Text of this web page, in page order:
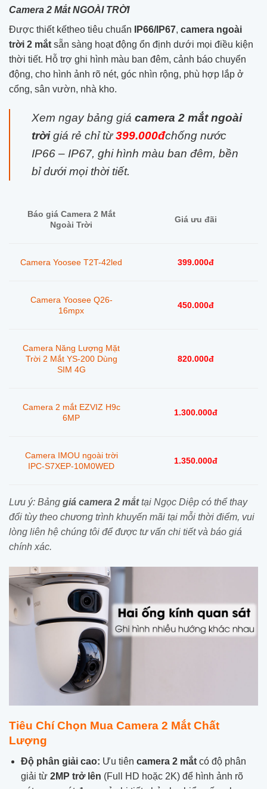
Camera 2 Mắt NGOÀI TRỜI
Được thiết kếtheo tiêu chuẩn IP66/IP67, camera ngoài
trời 2 mắt sẵn sàng hoạt động ổn định dưới mọi điều kiện
thời tiết. Hỗ trợ ghi hình màu ban đêm, cảnh báo chuyển
động, cho hình ảnh rõ nét, góc nhìn rộng, phù hợp lắp ở
cổng, sân vườn, nhà kho.
Xem ngay bảng giá camera 2 mắt ngoài
trờigiá rẻ chỉ từ399.000đchống nước
IP66 – IP67, ghi hình màu ban đêm, bền
bỉ dưới mọi thời tiết.
Báo giá Camera 2 Mắt
Ngoài Trời
Giá ưu đãi
Camera Yoosee T2T-42led 399.000đ
Camera Yoosee Q26-
16mpx
450.000đ
Camera Năng Lượng Mặt
Trời 2 Mắt YS-200 Dùng
SIM 4G
820.000đ
Camera 2 mắt EZVIZ H9c
6MP
1.300.000đ
Camera IMOU ngoài trời
IPC-S7XEP-10M0WED
1.350.000đ
Lưu ý: Bảng giá camera 2 mắttại Ngọc Diệp có thể thay
đổi tùy theo chương trình khuyến mãi tại mỗi thời điểm, vui
lòng liên hệ chúng tôi để được tư vấn chi tiết và báo giá
chính xác.
Tiêu Chí Chọn Mua Camera 2 Mắt Chất
Lượng
Độ phân giải cao: Ưu tiên camera 2 mắt có độ phân
giải từ 2MP trở lên (Full HD hoặc 2K) để hình ảnh rõ